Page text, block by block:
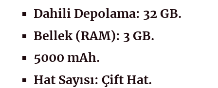
Dahili Depolama: 32 GB.
Bellek (RAM): 3 GB.
5000 mAh.
Hat Sayısı: Çift Hat.